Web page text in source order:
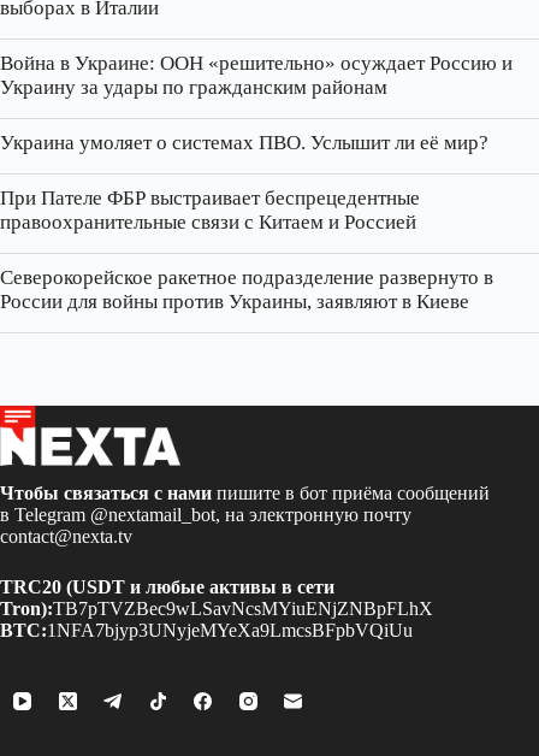
выборах в Италии
Война в Украине: ООН «решительно» осуждает Россию и
Украину за удары по гражданским районам
Украина умоляет о системах ПВО. Услышит ли её мир?
При Пателе ФБР выстраивает беспрецедентные
правоохранительные связи с Китаем и Россией
Северокорейское ракетное подразделение развернуто в
России для войны против Украины, заявляют в Киеве
Чтобы связаться с нами пишите в бот приёма сообщений
в Telegram @nextamail_bot, на электронную почту
contact@nexta.tv
TRC20 (USDT и любые активы в сети
Tron):TB7pTVZBec9wLSavNcsMYiuENjZNBpFLhX
BTC:1NFA7bjyp3UNyjeMYeXa9LmcsBFpbVQiUu